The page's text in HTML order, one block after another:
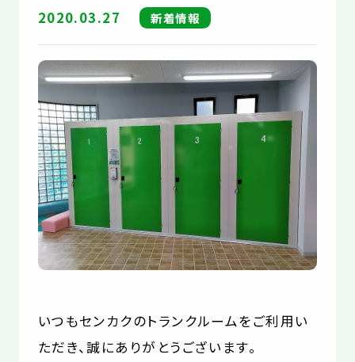
約款
お部屋紹介
お知らせ
お役立コラム
よくあるご質問
2020.03.27 新着情報
いつもセンカクのトランクルームをご利用い
ただき、誠にありがとうございます。